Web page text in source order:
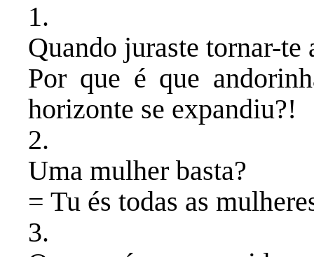
1.
Quando juraste tornar-te
Por que é que
horizonte se expandiu?!
​2.
​Uma mulher basta?
= Tu és todas as
​3.